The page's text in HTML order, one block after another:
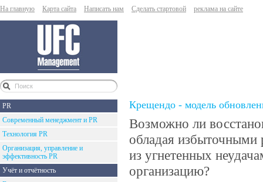
На главную Карта сайта Написать нам Сделать стартовой реклама на сайте
PR
Современный менеджмент и PR
Технология PR
Организация, управление и
эффективность PR
Учёт и отчётность
Крещендо - модель
Возможно ли
обладая избыточными
из угнетенных
организацию?